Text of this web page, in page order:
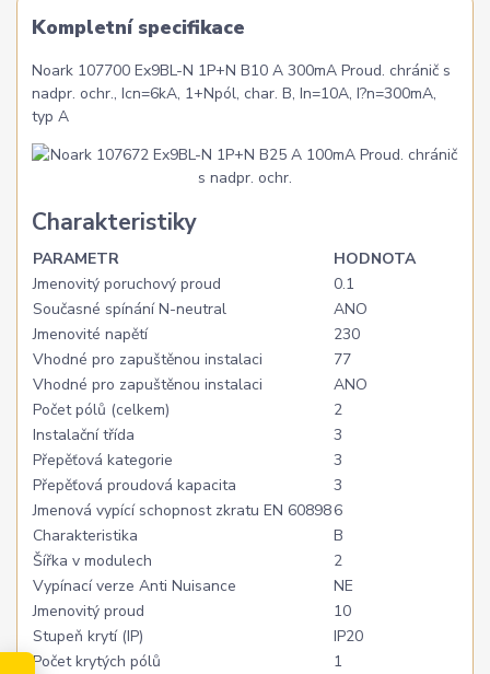
Kompletní specifikace
Noark 107700 Ex9BL-N 1P+N B10 A 300mA Proud. chránič s
nadpr. ochr., Icn=6kA, 1+Npól, char. B, In=10A, I?n=300mA,
typ A
Charakteristiky
PARAMETR
HODNOTA
Jmenovitý poruchový proud
0.1
Současné spínání N-neutral
ANO
Jmenovité napětí
230
Vhodné pro zapuštěnou instalaci
77
Vhodné pro zapuštěnou instalaci
ANO
Počet pólů (celkem)
2
Instalační třída
3
Přepěťová kategorie
3
Přepěťová proudová kapacita
3
Jmenová vypící schopnost zkratu EN 608986
Charakteristika
B
Šířka v modulech
2
Vypínací verze Anti Nuisance
NE
Jmenovitý proud
10
Stupeň krytí (IP)
IP20
Počet krytých pólů
1